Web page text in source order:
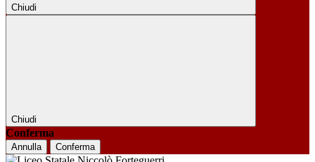
Chiudi
Chiudi
Conferma
Annulla Conferma